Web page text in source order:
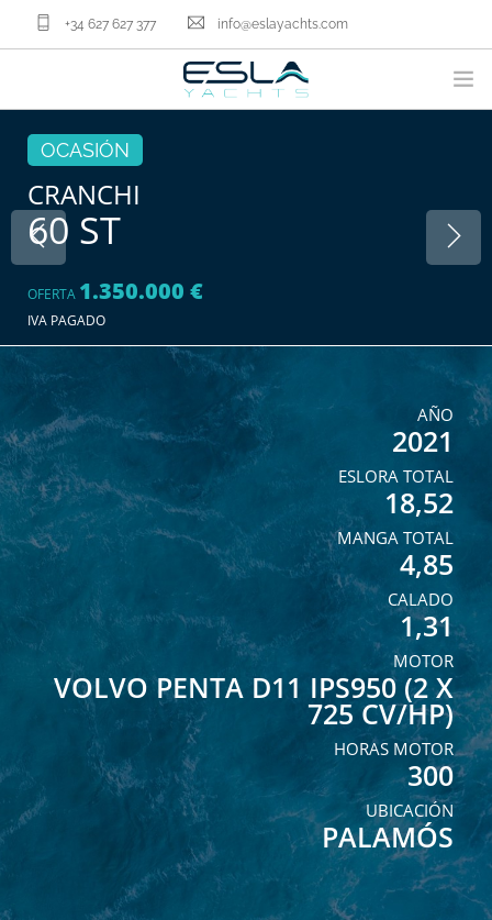
+34 627 627 377 info@eslayachts.com
MARCAS
EMBARCACIONES
VENDER TU BARCO
SERVICIOS NÁUTICOS
NOSOTROS
CONTACTA
ES
OCASIÓN
CRANCHI
60 ST
OFERTA 1.350.000 €
IVA PAGADO
AÑO
2021
ESLORA TOTAL
18,52
MANGA TOTAL
4,85
CALADO
1,31
MOTOR
VOLVO PENTA D11 IPS950 (2 X
725 CV/HP)
HORAS MOTOR
300
UBICACIÓN
PALAMÓS